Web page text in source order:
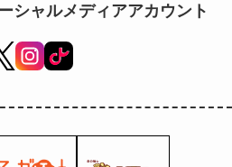
จะวางจำหน่ายในวันที่ 7 มีนาคม!
シャルメディアアカウント